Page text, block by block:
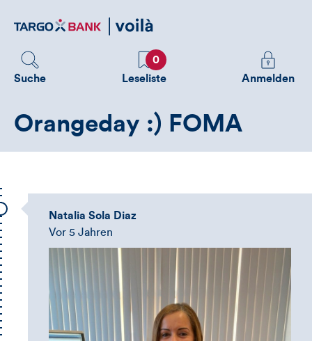
zum
Suche
Favoriten
0
Leseliste
Melden
Sie
Anmelden
Orangeday :) FOMA
Natalia Sola Diaz
Vor 5 Jahren